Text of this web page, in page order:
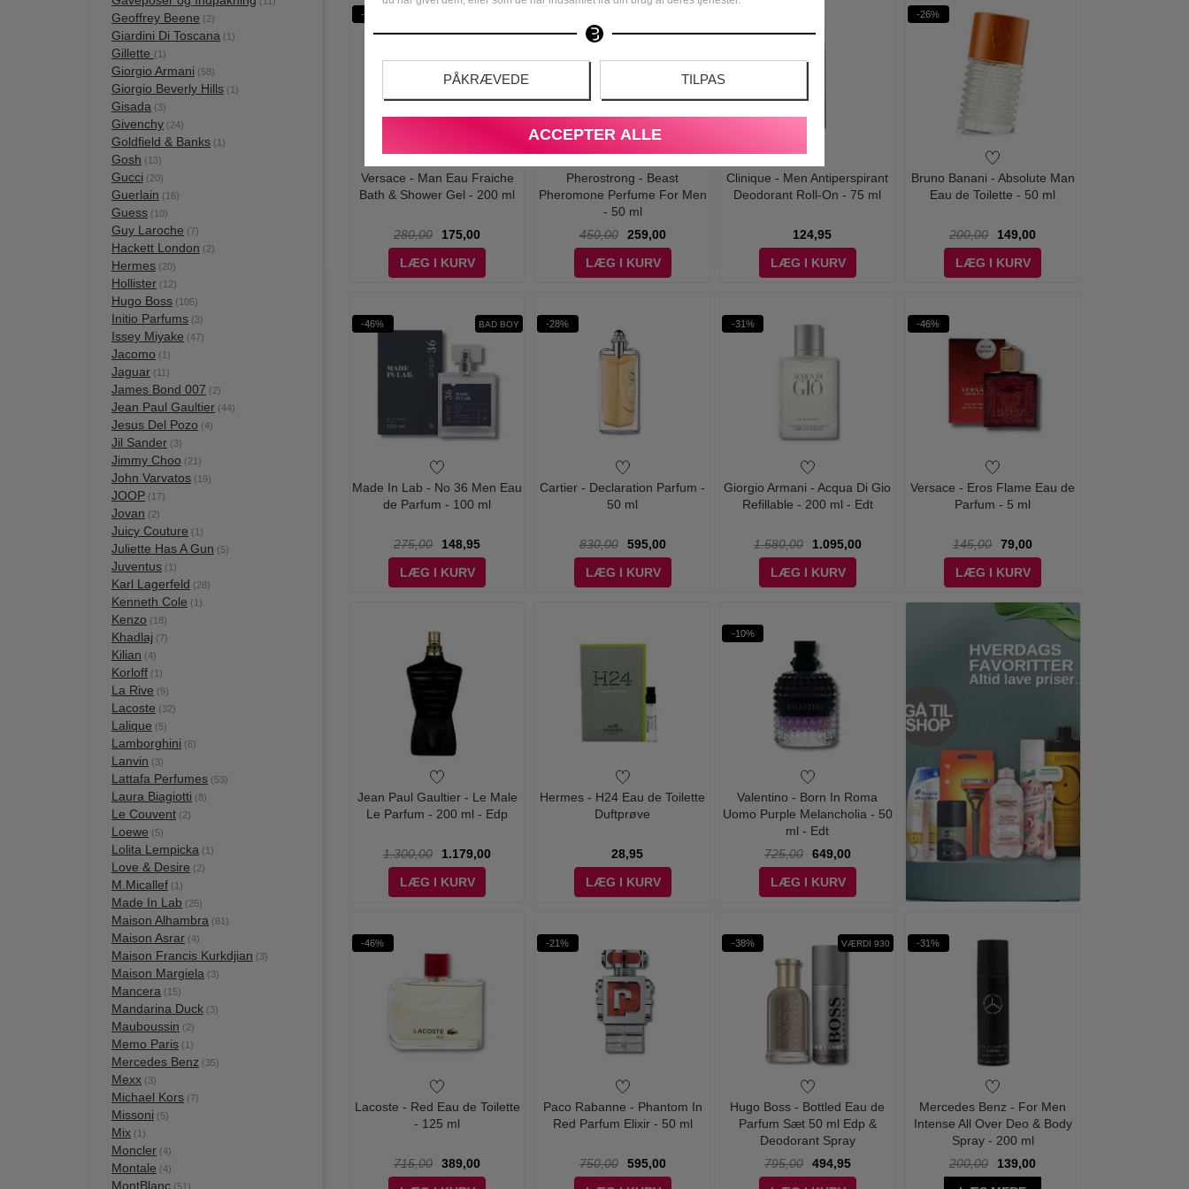
PÅKRÆVEDE TILPAS
ACCEPTER ALLE
Geoffrey Beene (2)
Giardini Di Toscana (1)
Gillette (1)
Giorgio Armani (58)
Giorgio Beverly Hills (1)
Gisada (3)
Givenchy (24)
Goldfield & Banks (1)
Gosh (13)
Gucci (20)
Guerlain (16)
Guess (10)
Guy Laroche (7)
Hackett London (2)
Hermes (20)
Hollister (12)
Hugo Boss (105)
Initio Parfums (3)
Issey Miyake (47)
Jacomo (1)
Jaguar (11)
James Bond 007 (2)
Jean Paul Gaultier (44)
Jesus Del Pozo (4)
Jil Sander (3)
Jimmy Choo (21)
John Varvatos (19)
JOOP (17)
Jovan (2)
Juicy Couture (1)
Juliette Has A Gun (5)
Juventus (1)
Karl Lagerfeld (28)
Kenneth Cole (1)
Kenzo (18)
Khadlaj (7)
Kilian (4)
Korloff (1)
La Rive (9)
Lacoste (32)
Lalique (5)
Lamborghini (6)
Lanvin (3)
Lattafa Perfumes (53)
Laura Biagiotti (8)
Le Couvent (2)
Loewe (5)
Lolita Lempicka (1)
Love & Desire (2)
M.Micallef (1)
Made In Lab (25)
Maison Alhambra (81)
Maison Asrar (4)
Maison Francis Kurkdjian (3)
Maison Margiela (3)
Mancera (15)
Mandarina Duck (3)
Mauboussin (2)
Memo Paris (1)
Mercedes Benz (35)
Mexx (3)
Michael Kors (7)
Missoni (5)
Mix (1)
Moncler (4)
Montale (4)
MontBlanc (51)
-38%
Versace - Man Eau Fraiche
Bath & Shower Gel - 200 ml
280,00
175,00
LÆG I KURV
Pherostrong - Beast
Pheromone Perfume For Men
- 50 ml
450,00
259,00
LÆG I KURV
Clinique - Men Antiperspirant
Deodorant Roll-On - 75 ml
124,95
LÆG I KURV
-26%
Bruno Banani - Absolute Man
Eau de Toilette - 50 ml
200,00
149,00
LÆG I KURV
-46% BAD BOY
Made In Lab - No 36 Men Eau
de Parfum - 100 ml
275,00
148,95
LÆG I KURV
-28%
Cartier - Declaration Parfum -
50 ml
830,00
595,00
LÆG I KURV
-31%
Giorgio Armani - Acqua Di Gio
Refillable - 200 ml - Edt
1.580,00
1.095,00
LÆG I KURV
-46%
Versace - Eros Flame Eau de
Parfum - 5 ml
145,00
79,00
LÆG I KURV
Jean Paul Gaultier - Le Male
Le Parfum - 200 ml - Edp
1.300,00
1.179,00
LÆG I KURV
Hermes - H24 Eau de Toilette
Duftprøve
28,95
LÆG I KURV
-10%
Valentino - Born In Roma
Uomo Purple Melancholia - 50
ml - Edt
725,00
649,00
LÆG I KURV
-46%
Lacoste - Red Eau de Toilette
- 125 ml
715,00
389,00
-21%
Paco Rabanne - Phantom In
Red Parfum Elixir - 50 ml
750,00
595,00
-38% VÆRDI 930
Hugo Boss - Bottled Eau de
Parfum Sæt 50 ml Edp &
Deodorant Spray
795,00
494,95
-31%
Mercedes Benz - For Men
Intense All Over Deo & Body
Spray - 200 ml
200,00
139,00